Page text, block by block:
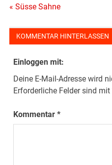
« Süsse Sahne
KOMMENTAR HINTERLASSEN
Einloggen mit:
Deine E-Mail-Adresse wird
Erforderliche Felder sind mit
Kommentar*